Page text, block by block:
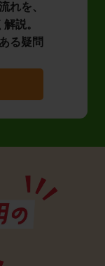
れを、
説。
る疑問